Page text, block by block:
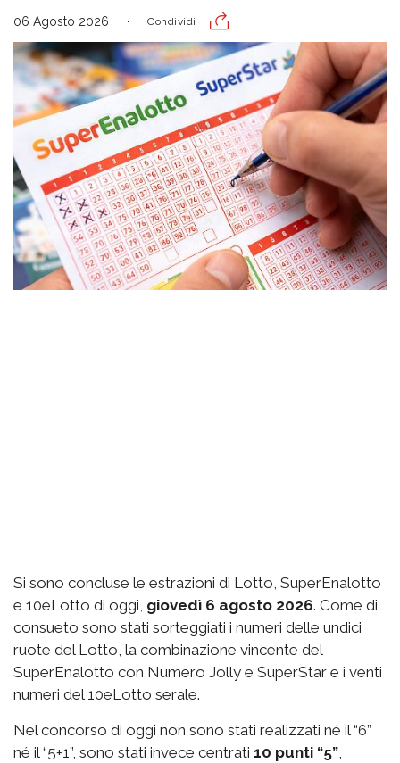
06 Agosto 2026 Condividi
Si sono concluse le estrazioni di Lotto, SuperEnalotto
e 10eLotto di oggi, giovedì 6 agosto 2026. Come di
consueto sono stati sorteggiati i numeri delle undici
ruote del Lotto, la combinazione vincente del
SuperEnalotto con Numero Jolly e SuperStar e i venti
numeri del 10eLotto serale.
Nel concorso di oggi non sono stati realizzati né il “6”
né il “5+1”, sono stati invece centrati 10 punti “5”,